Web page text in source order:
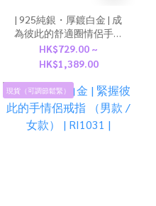
| 925純銀・厚鍍白金 | 成
為彼此的舒適圈情侶手繩
（男款 /女款） | BR1387 |
HK$729.00 ~
HK$1,389.00
現貨（可調節鬆緊）